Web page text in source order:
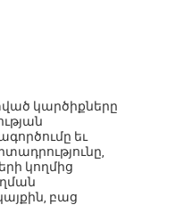
կարծիքները
եւ
կողմից
կայքին, բաց